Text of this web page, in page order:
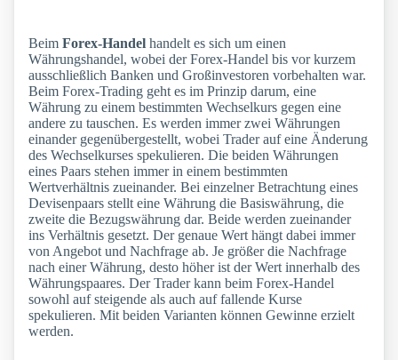
Beim Forex-Handel handelt es sich um einen
Währungshandel, wobei der Forex-Handel bis vor kurzem
ausschließlich Banken und Großinvestoren vorbehalten war.
Beim Forex-Trading geht es im Prinzip darum, eine
Währung zu einem bestimmten Wechselkurs gegen eine
andere zu tauschen. Es werden immer zwei Währungen
einander gegenübergestellt, wobei Trader auf eine Änderung
des Wechselkurses spekulieren. Die beiden Währungen
eines Paars stehen immer in einem bestimmten
Wertverhältnis zueinander. Bei einzelner Betrachtung eines
Devisenpaars stellt eine Währung die Basiswährung, die
zweite die Bezugswährung dar. Beide werden zueinander
ins Verhältnis gesetzt. Der genaue Wert hängt dabei immer
von Angebot und Nachfrage ab. Je größer die Nachfrage
nach einer Währung, desto höher ist der Wert innerhalb des
Währungspaares. Der Trader kann beim Forex-Handel
sowohl auf steigende als auch auf fallende Kurse
spekulieren. Mit beiden Varianten können Gewinne erzielt
werden.